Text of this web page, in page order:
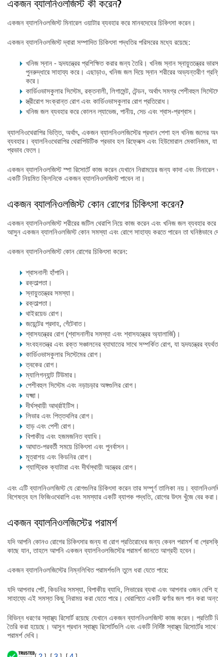
একজন ব্যালনিওলজিস্ট কী করেন?
একজন ব্যালনিওলজিস্ট মিনারেল ওয়াটার ব্যবহার করে মানবদেহের চিকিৎসা করেন।
একজন ব্যালনিওলজিস্ট দ্বারা সম্পাদিত চিকিৎসা পদ্ধতির পরিসরের মধ্যে রয়েছে:
খনিজ স্নান - হৃদযন্ত্রের প্রশিক্ষিত করার জন্য তৈরি। খনিজ স্নান স্নায়ুতন্ত্রের
পুনরুদ্ধারে সাহায্য করে। এছাড়াও, খনিজ জল দিয়ে স্নান শরীরের অভ্যন্তরীণ
করে।
কার্ডিওভাসকুলার সিস্টেম, রক্তনালী, লিগামেন্ট, টেন্ডন, অর্থাৎ সমগ্র পেশীবহুল
স্ত্রীরোগ সংক্রান্ত রোগ এবং কার্ডিওভাসকুলার রোগ প্রতিরোধ।
খনিজ জল ব্যবহার করে কোলন ল্যাভেজ, পানীয়, সেচ এবং শ্বাস-প্রশ্বাস।
ব্যালনিওথেরাপির ভিত্তি, অর্থাৎ, একজন ব্যালনিওলজিস্টের প্রধান পেশা হল খনিজ জলের
ব্যবহার। ব্যালনিওথেরাপির থেরাপিউটিক প্রভাব হল রিফ্লেক্স এবং হিউমোরাল মেকানিজম,
প্রভাব ফেলে।
একজন ব্যালনিওলজিস্ট স্পা রিসোর্টে কাজ করেন যেখানে নিরাময়ের জন্য কাদা এবং
একটি নিয়মিত ক্লিনিকে একজন ব্যালনিওলজিস্ট পাবেন না।
একজন ব্যালনিওলজিস্ট কোন রোগের চিকিৎসা করেন?
একজন ব্যালনিওলজিস্ট শরীরের জটিল থেরাপি নিয়ে কাজ করেন এবং খনিজ জল ব্যবহার
আসুন একজন ব্যালনিওলজিস্ট কোন সমস্যা এবং রোগে সাহায্য করতে পারেন তা ঘনিষ্ঠভাবে
একজন ব্যালনিওলজিস্ট কোন রোগের চিকিৎসা করেন:
শ্বাসনালী হাঁপানি।
রক্তাল্পতা।
স্নায়ুতন্ত্রের সমস্যা।
রক্তাল্পতা।
থাইরয়েড রোগ।
জয়েন্টের প্রদাহ, গেঁটেবাত।
শ্বাসযন্ত্রের রোগ (শ্বাসনালীর সমস্যা এবং শ্বাসযন্ত্রের অ্যালার্জি)।
সংবহনতন্ত্র এবং রক্ত সঞ্চালনের ব্যাঘাতের সাথে সম্পর্কিত রোগ, যা হৃদযন্ত্রের
কার্ডিওভাসকুলার সিস্টেমের রোগ।
ত্বকের রোগ।
ম্যালিগন্যান্ট টিউমার।
পেশীবহুল সিস্টেম এবং নড়াচড়ার অঙ্গগুলির রোগ।
যক্ষ্মা।
দীর্ঘস্থায়ী আর্থ্রাইটিস।
লিভার এবং পিত্তথলির রোগ।
হাড় এবং পেশী রোগ।
বিপাকীয় এবং হজমজনিত ব্যাধি।
আঘাত-পরবর্তী সময়ে চিকিৎসা এবং পুনর্বাসন।
মূত্রাশয় এবং কিডনির রোগ।
গ্যাস্ট্রিক ক্যাটারা এবং দীর্ঘস্থায়ী অন্ত্রের রোগ।
এবং এটি ব্যালনিওলজিস্ট যে রোগগুলির চিকিৎসা করেন তার সম্পূর্ণ তালিকা নয়।
বিশেষত্ব হল ফিজিওথেরাপি এবং সমস্যার একটি ব্যাপক পদ্ধতি, রোগের উৎস খুঁজে বের করা।
একজন ব্যালনিওলজিস্টের পরামর্শ
যদি আপনি কোনও রোগের চিকিৎসার জন্য বা রোগ প্রতিরোধের জন্য কেবল পরামর্শ বা
কাছে যান, তাহলে আপনি একজন ব্যালনিওলজিস্টের পরামর্শ জানতে আগ্রহী হবেন।
একজন ব্যালনিওলজিস্টের নিম্নলিখিত পরামর্শগুলি তুলে ধরা যেতে পারে:
যদি আপনার পেট, কিডনির সমস্যা, বিপাকীয় ব্যাধি, লিভারের ব্যথা এবং আপনার ওজন বেশি
সাহায্যে এই সমস্ত কিছু নিরাময় করা যেতে পারে। থেরাপিতে একটি ঝর্ণার জল পান করা
বিভিন্ন ধরণের স্বাস্থ্য রিসোর্ট রয়েছে যেখানে একজন ব্যালনিওলজিস্ট কাজ করেন। প্রতিটি
তৈরি করা হয়েছে। আসুন প্রধান স্বাস্থ্য রিসোর্টগুলি এবং একটি নির্দিষ্ট স্বাস্থ্য রিসোর্টের
পরামর্শ দেখি।